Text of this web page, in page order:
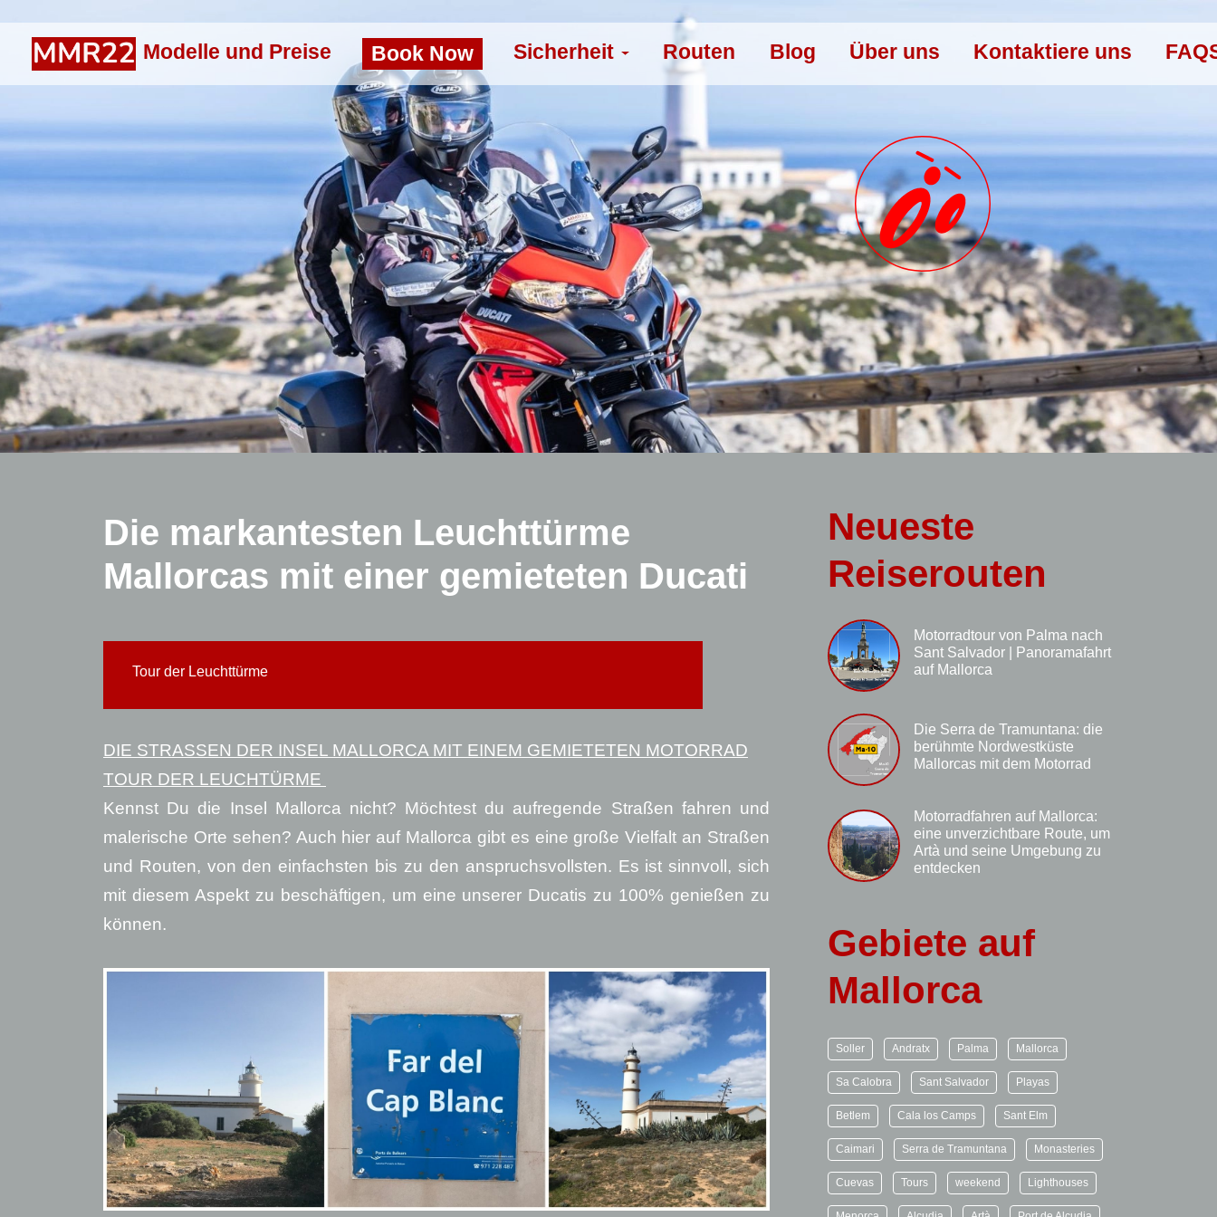
Modelle und Preise Book Now Sicherheit Routen Blog Über uns Kontaktiere uns
Die markantesten Leuchttürme
Mallorcas mit einer gemieteten Ducati
Tour der Leuchttürme
DIE STRASSEN DER INSEL MALLORCA MIT EINEM GEMIETETEN MOTORRAD
TOUR DER LEUCHTÜRME
Kennst Du die Insel Mallorca nicht? Möchtest du aufregende Straßen fahren und
malerische Orte sehen? Auch hier auf Mallorca gibt es eine große Vielfalt an Straßen
und Routen, von den einfachsten bis zu den anspruchsvollsten. Es ist sinnvoll, sich
mit diesem Aspekt zu beschäftigen, um eine unserer Ducatis zu 100% genießen zu
können.
Neueste
Reiserouten
Motorradtour von Palma nach
Sant Salvador | Panoramafahrt
auf Mallorca
Die Serra de Tramuntana: die
berühmte Nordwestküste
Mallorcas mit dem Motorrad
Motorradfahren auf Mallorca:
eine unverzichtbare Route, um
Artà und seine Umgebung zu
entdecken
Gebiete auf
Mallorca
Soller Andratx Palma Mallorca
Sa Calobra Sant Salvador Playas
Betlem Cala los Camps Sant Elm
Caimari Serra de Tramuntana Monasteries
Cuevas Tours weekend Lighthouses